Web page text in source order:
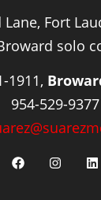
Fort
solo
1911,
954-529-9377